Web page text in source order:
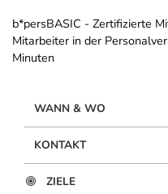
b*persBASIC - Zertifizierte
Mitarbeiter in der
Minuten
WANN & WO
KONTAKT
ZIELE